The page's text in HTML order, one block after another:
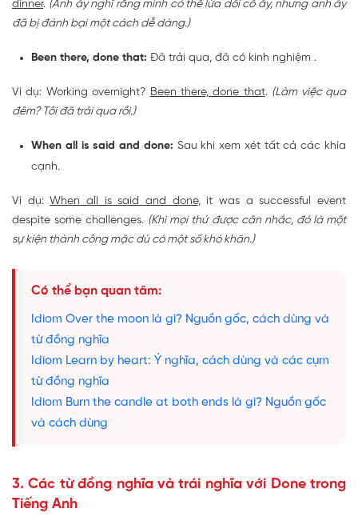
dinner. (Anh ấy nghĩ rằng mình có thể lừa dối cô ấy, nhưng anh ấy
đã bị đánh bại một cách dễ dàng.)
Been there, done that: Đã trải qua, đã có kinh nghiệm .
Ví dụ: Working overnight? Been there, done that. (Làm việc qua
đêm? Tôi đã trải qua rồi.)
When all is said and done: Sau khi xem xét tất cả các khía
cạnh.
Ví dụ:Whenall is said and done, it was a successful event
despite some challenges. (Khi mọi thứ được cân nhắc, đó là một
sự kiện thành công mặc dù có một số khó khăn.)
Có thể bạn quan tâm:
Idiom Over the moon là gì? Nguồn gốc, cách dùng và
từ đồng nghĩa
Idiom Learn by heart: Ý nghĩa, cách dùng và các cụm
từ đồng nghĩa
Idiom Burn the candle at both ends là gì? Nguồn gốc
và cách dùng
3. Các từ đồng nghĩa và trái nghĩa với Done trong
Tiếng Anh